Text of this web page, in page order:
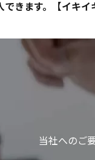
できます。【イキイ
当社へのご